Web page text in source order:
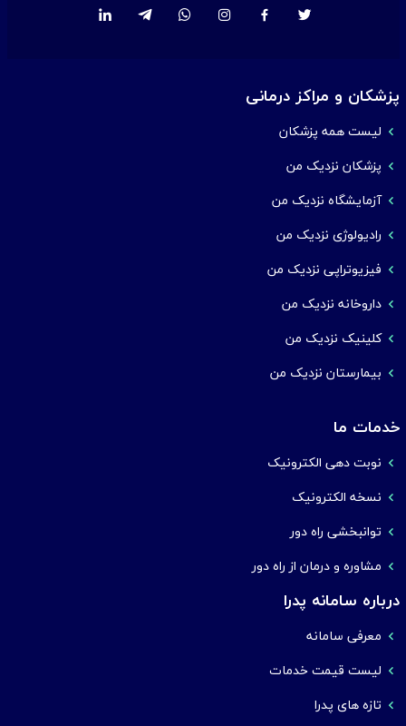
پزشکان و مراکز درمانی
لیست همه پزشکان
پزشکان نزدیک من
آزمایشگاه نزدیک من
رادیولوژی نزدیک من
فیزیوتراپی نزدیک من
داروخانه نزدیک من
کلینیک نزدیک من
بیمارستان نزدیک من
خدمات ما
نوبت دهی الکترونیک
نسخه الکترونیک
توانبخشی راه دور
مشاوره و درمان از راه دور
درباره سامانه پدرا
معرفی سامانه
لیست قیمت خدمات
تازه های پدرا